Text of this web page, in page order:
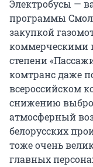
Электробусы —
программы
закупкой
коммерческими
степени
комтранс даже
всероссийском
снижению
атмосферный
белорусских
тоже очень
главных